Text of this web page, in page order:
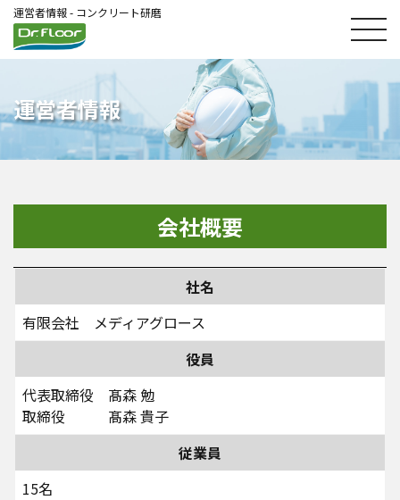
運営者情報 - コンクリート研磨
運営者情報
会社概要
社名
有限会社 メディアグロース
役員
代表取締役 髙森 勉
取締役 髙森 貴子
従業員
15名